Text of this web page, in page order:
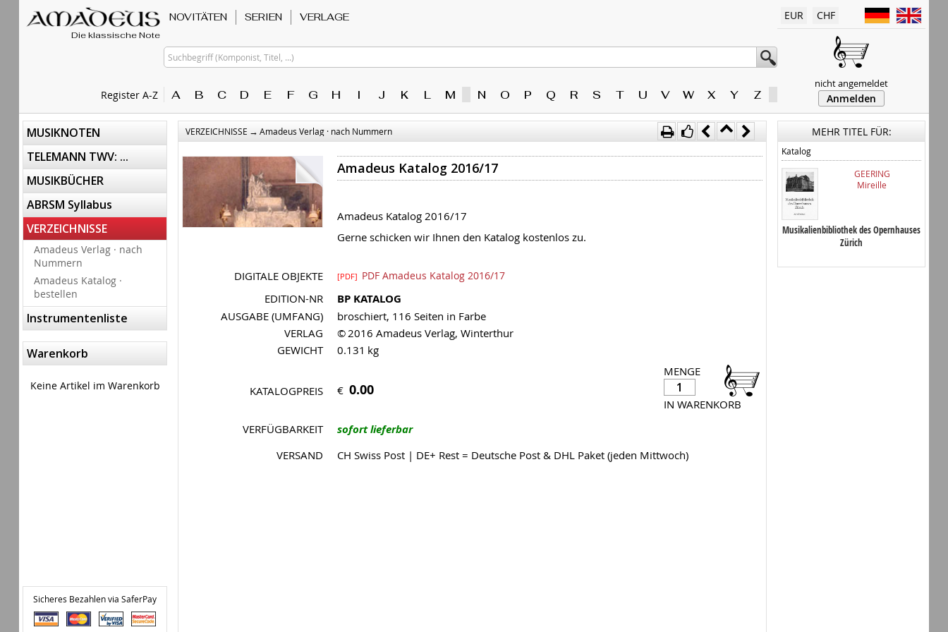
Die klassische Note
Register A-Z
NOVITÄTEN SERIEN VERLAGE
Suchbegriff (Komponist, Titel, ...)
A B C D E F G H I J K L M N O P Q R S T U V W X Y Z
EUR CHF
nicht angemeldet
Anmelden
MUSIKNOTEN
TELEMANN TWV: ...
MUSIKBÜCHER
ABRSM Syllabus
VERZEICHNISSE
Amadeus Verlag · nach
Nummern
Amadeus Katalog ·
bestellen
Instrumentenliste
Warenkorb
Keine Artikel im Warenkorb
Sicheres Bezahlen via SaferPay
VERZEICHNISSE → Amadeus Verlag · nach Nummern
Amadeus Katalog 2016/17
Amadeus Katalog 2016/17
Gerne schicken wir Ihnen den Katalog kostenlos zu.
DIGITALE OBJEKTE [PDF] PDF Amadeus Katalog 2016/17
EDITION-NR BP KATALOG
AUSGABE (UMFANG)
broschiert, 116 Seiten in Farbe
VERLAG
© 2016 Amadeus Verlag, Winterthur
GEWICHT
0.131 kg
MENGE
IN WARENKORB
KATALOGPREIS € 0.00
VERFÜGBARKEIT sofort lieferbar
VERSAND CH Swiss Post | DE+ Rest = Deutsche Post & DHL Paket (jeden Mittwoch)
MEHR TITEL FÜR:
Katalog
GEERING
Mireille
Musikalienbibliothek des Opernhauses
Zürich